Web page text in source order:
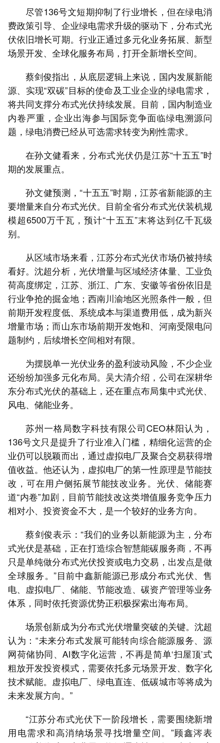
尽管136号文短期抑制了行业增长，但在绿电消
费政策引导、企业绿电需求升级的驱动下，分布式光
伏依旧增长可期。行业正通过多元化业务拓展、新型
场景开发、全球化服务布局，打开全新增长空间。
蔡剑俊指出，从底层逻辑上来说，国内发展新能
源、实现“双碳”目标的使命及工业企业的绿电需求，
将共同支撑分布式光伏持续发展。目前，国内制造业
内卷严重，企业出海参与国际竞争面临绿电溯源问
题，绿电消费已经从可选需求转变为刚性需求。
在孙文健看来，分布式光伏仍是江苏“十五五”时
期的发展重点。
孙文健预测，“十五五”时期，江苏省新能源的主
要增量来自分布式光伏。目前全省分布式光伏装机规
模超6500万千瓦，预计“十五五”末将达到亿千瓦级
别。
从区域市场来看，江苏分布式光伏市场仍被持续
看好。沈超分析，光伏增量与区域经济体量、工业负
荷高度绑定，江苏、浙江、广东、安徽等省份依旧是
行业争抢的掘金地；西南川渝地区光照条件一般，但
前期开发程度低、系统成本与渠道费用低，成为新兴
增量市场；而山东市场前期开发饱和、河南受限电问
题制约，后续增长空间相对有限。
为摆脱单一光伏业务的盈利波动风险，不少企业
还纷纷加强多元化布局。吴大清介绍，公司在深耕华
东分布式光伏的基础上，还在重点布局集中式光伏、
风电、储能业务。
苏州一格局数字科技有限公司CEO林阳认为，
136号文只是提升了行业准入门槛，精细化运营的企
业仍可以脱颖而出，通过虚拟电厂及聚合交易获得增
值收益。他还认为，虚拟电厂的第一性原理是节能技
改，可在用户侧拓展节能技改业务。光伏、储能赛
道“内卷”加剧，目前节能技改这类增值服务竞争压力
相对小、投资资金不大，是一个较好的业务方向。
蔡剑俊表示：“我们的业务以新能源为主，分布
式光伏是基础，正在打造综合智慧能碳服务商，不再
只是单纯做分布式光伏投资或电力交易，出发点是做
全球服务。”目前中鑫新能源已形成分布式光伏、售
电、虚拟电厂、储能、节能改造、碳资产管理等业务
体系，同时依托资源优势正积极探索出海布局。
场景创新成为分布式光伏增量突破的关键。沈超
认为：“未来分布式发展可能转向综合能源服务、源
网荷储协同、AI数字化运营，不再是简单‘扫屋顶’式
粗放开发投资模式，需要依托多元场景开发、数字化
技术赋能。虚拟电厂、绿电直连、低碳城市等将成为
未来发展方向。”
“江苏分布式光伏下一阶段增长，需要围绕新增
用电需求和高消纳场景寻找增量空间。”顾鑫涔表